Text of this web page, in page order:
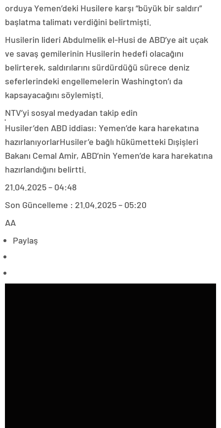
orduya Yemen’deki Husilere karşı “büyük bir saldırı”
başlatma talimatı verdiğini belirtmişti.
Husilerin lideri Abdulmelik el-Husi de ABD’ye ait uçak
ve savaş gemilerinin Husilerin hedefi olacağını
belirterek, saldırılarını sürdürdüğü sürece deniz
seferlerindeki engellemelerin Washington’ı da
kapsayacağını söylemişti.
NTV’yi sosyal medyadan takip edin
Husiler’den ABD iddiası: Yemen’de kara harekatına
hazırlanıyorlarHusiler’e bağlı hükümetteki Dışişleri
Bakanı Cemal Amir, ABD’nin Yemen’de kara harekatına
hazırlandığını belirtti.
21.04.2025 – 04:48
Son Güncelleme : 21.04.2025 – 05:20
AA
Paylaş